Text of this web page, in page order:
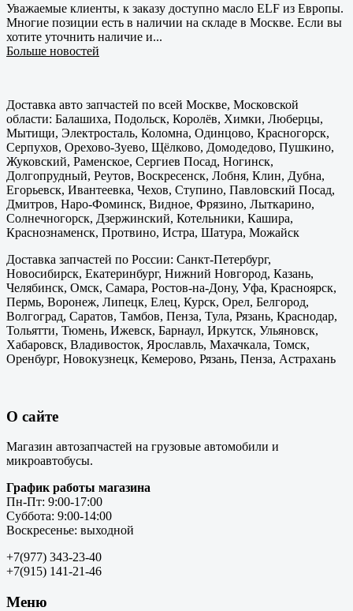
Уважаемые клиенты, к заказу доступно масло ELF из Европы.
Многие позиции есть в наличии на складе в Москве. Если вы
хотите уточнить наличие и...
Больше новостей
Доставка авто запчастей по всей Москве, Московской
области: Балашиха, Подольск, Королёв, Химки, Люберцы,
Мытищи, Электросталь, Коломна, Одинцово, Красногорск,
Серпухов, Орехово-Зуево, Щёлково, Домодедово, Пушкино,
Жуковский, Раменское, Сергиев Посад, Ногинск,
Долгопрудный, Реутов, Воскресенск, Лобня, Клин, Дубна,
Егорьевск, Ивантеевка, Чехов, Ступино, Павловский Посад,
Дмитров, Наро-Фоминск, Видное, Фрязино, Лыткарино,
Солнечногорск, Дзержинский, Котельники, Кашира,
Краснознаменск, Протвино, Истра, Шатура, Можайск
Доставка запчастей по России: Санкт-Петербург,
Новосибирск, Екатеринбург, Нижний Новгород, Казань,
Челябинск, Омск, Самара, Ростов-на-Дону, Уфа, Красноярск,
Пермь, Воронеж, Липецк, Елец, Курск, Орел, Белгород,
Волгоград, Саратов, Тамбов, Пенза, Тула, Рязань, Краснодар,
Тольятти, Тюмень, Ижевск, Барнаул, Иркутск, Ульяновск,
Хабаровск, Владивосток, Ярославль, Махачкала, Томск,
Оренбург, Новокузнецк, Кемерово, Рязань, Пенза, Астрахань
О сайте
Магазин автозапчастей на грузовые автомобили и
микроавтобусы.
График работы магазина
Пн-Пт: 9:00-17:00
Суббота: 9:00-14:00
Воскресенье: выходной
+7(977) 343-23-40
+7(915) 141-21-46
Меню